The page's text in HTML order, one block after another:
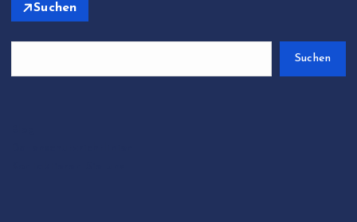
Suchen
Suchen